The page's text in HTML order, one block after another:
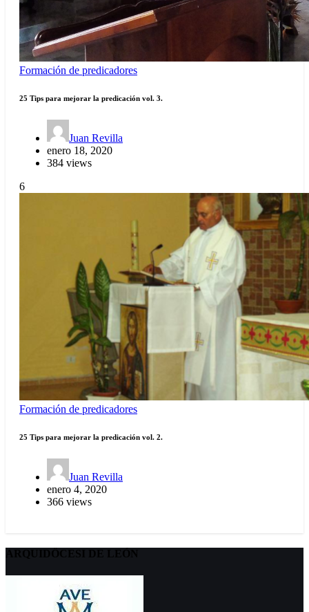
Formación de predicadores
25 Tips para mejorar la predicación vol. 3.
Juan Revilla
enero 18, 2020
384 views
6
Formación de predicadores
25 Tips para mejorar la predicación vol. 2.
Juan Revilla
enero 4, 2020
366 views
ARQUIDÖCESI DE LEÓN